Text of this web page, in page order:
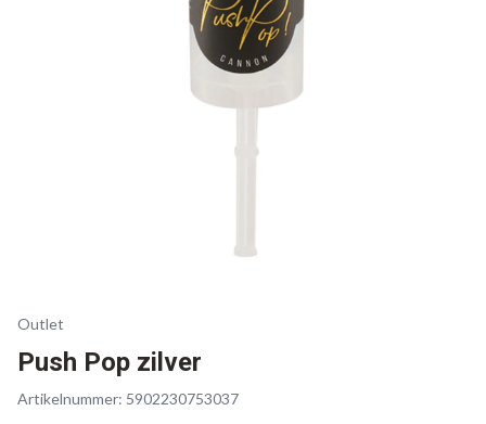
Outlet
Push Pop zilver
Artikelnummer: 5902230753037